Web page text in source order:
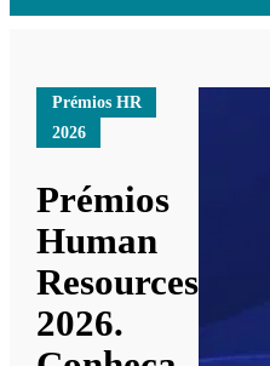
Prémios HR
2026
Prémios
Human
Resources
2026.